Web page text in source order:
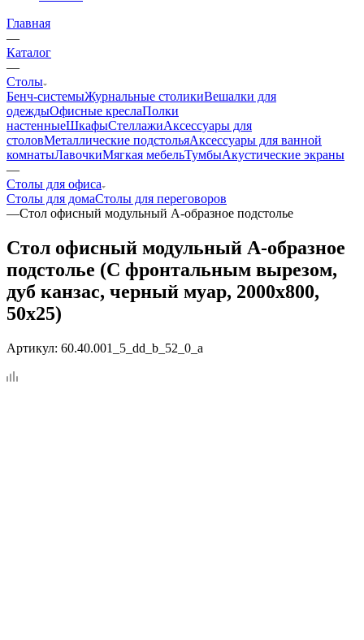
Главная
—
Каталог
—
Столы
Бенч-системыЖурнальные столикиВешалки для
одеждыОфисные креслаПолки
настенныеШкафыСтеллажиАксессуары для
столовМеталлические подстольяАксессуары для ванной
комнатыЛавочкиМягкая мебельТумбыАкустические экраны
—
Столы для офиса
Столы для домаСтолы для переговоров
—Стол офисный модульный А-образное подстолье
Стол офисный модульный А-образное
подстолье (С фронтальным вырезом,
дуб канзас, черный муар, 2000x800,
50x25)
Артикул: 60.40.001_5_dd_b_52_0_a